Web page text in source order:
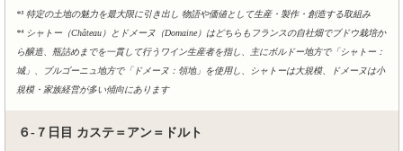
*³ 特定の土地の魅力を最大限に引き出し 物語や価値として生産・製作・創造する取組み
*⁴ シャトー（Château）とドメーヌ（Domaine）はどちらもフランスの自社畑でブドウ栽培か
ら醸造、瓶詰めまでを一貫して行うワイン生産者を指し、主にボルドー地方で「シャトー：
城」、ブルゴーニュ地方で「ドメーヌ：領地」を使用し、シャトーは大規模、ドメーヌは小
規模・家族経営が多い傾向にあります
６-７日目 カステ＝アン＝ドルト